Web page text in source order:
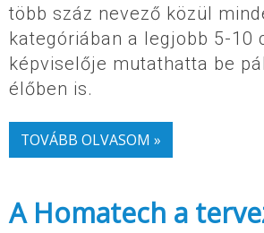
több száz nevező közül
kategóriában a legjobb 5-10
képviselője mutathatta be
élőben is.
TOVÁBB OLVASOM »
A Homatech a